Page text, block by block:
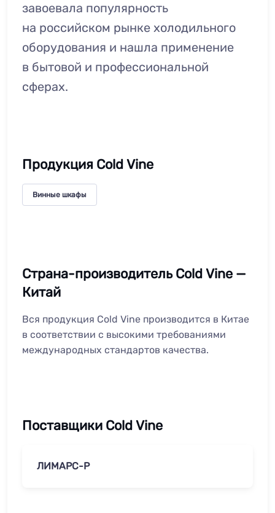
завоевала популярность
на российском рынке холодильного
оборудования и нашла применение
в бытовой и профессиональной
сферах.
Продукция Cold Vine
Винные шкафы
Страна-производитель Cold Vine —
Китай
Вся продукция Cold Vine производится в Китае
в соответствии с высокими требованиями
международных стандартов качества.
Поставщики Cold Vine
ЛИМАРС-Р